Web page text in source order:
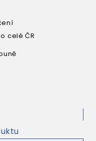
celé ČR